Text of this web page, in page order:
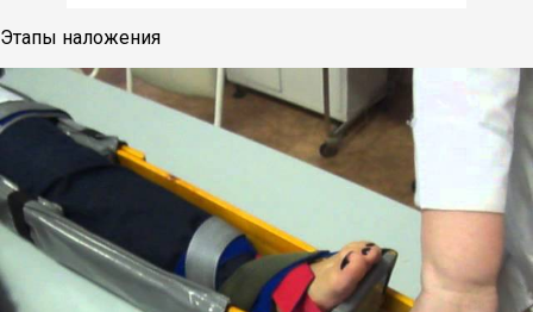
Этапы наложения